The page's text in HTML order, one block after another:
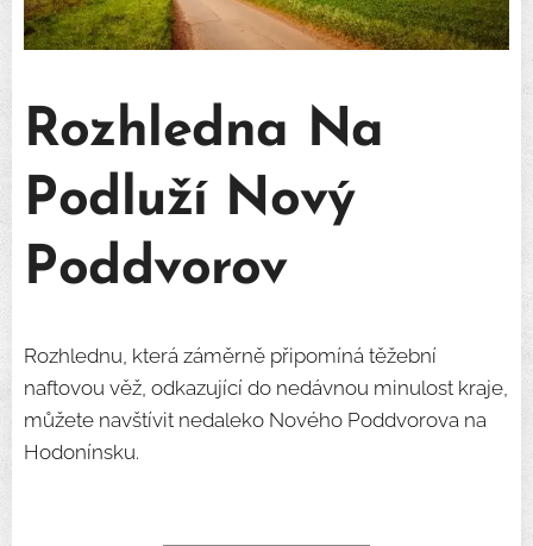
Rozhledna Na
Podluží Nový
Poddvorov
Rozhlednu, která záměrně připomíná těžební
naftovou věž, odkazující do nedávnou minulost kraje,
můžete navštívit nedaleko Nového Poddvorova na
Hodonínsku.